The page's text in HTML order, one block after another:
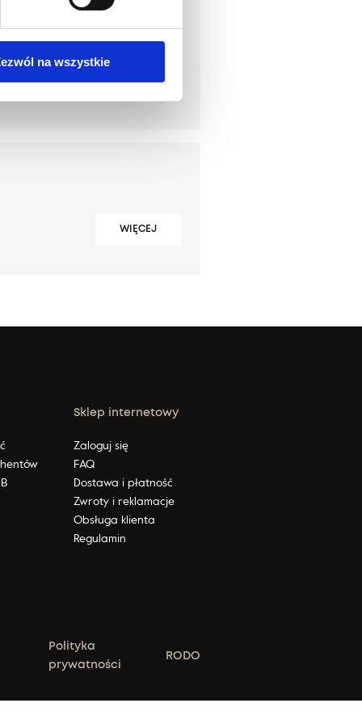
na wszystkie
WIĘCEJ
WIĘCEJ
Sklep internetowy
Zaloguj się
FAQ
Dostawa i płatność
Zwroty i reklamacje
Obsługa klienta
Regulamin
Polityka
prywatności
RODO